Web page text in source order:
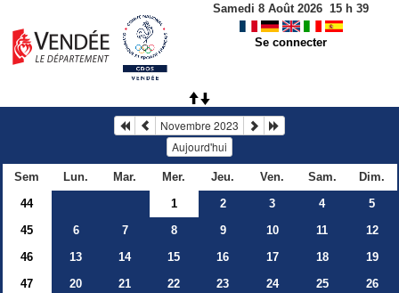
Samedi 8 Août 2026 15 h 39
Se connecter
Novembre 2023
Aujourd'hui
Sem Lun. Mar. Mer. Jeu. Ven. Sam.
Dim.
44
1 2 3 4
5
45
6 7 8 9 10 11
12
46
13 14 15 16 17 18
19
47
20 21 22 23 24 25
26